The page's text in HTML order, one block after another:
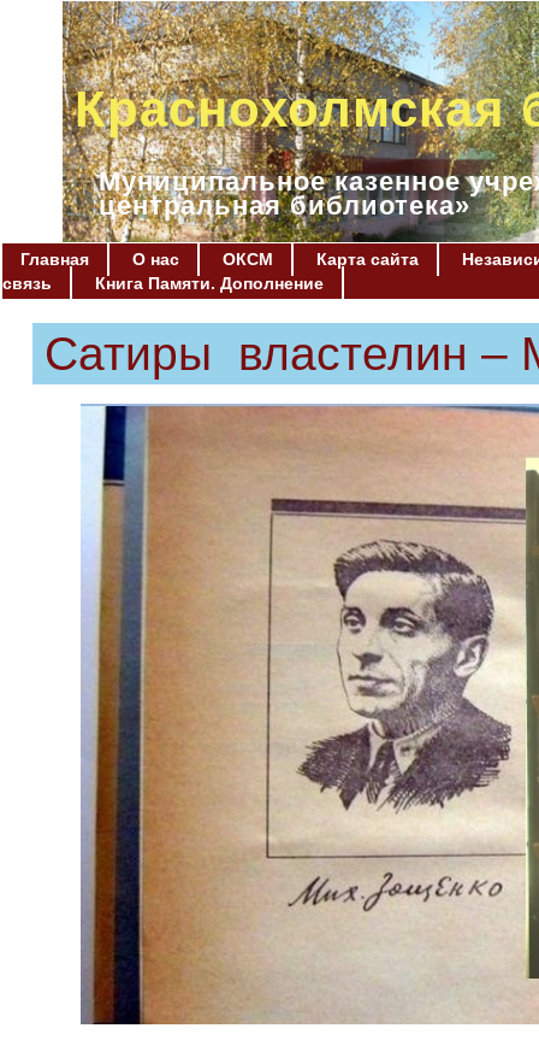
Краснохолмская
Муниципальное казенное
центральная библиотека»
Главная О нас ОКСМ Карта сайта
связь
Книга Памяти. Дополнение
Сатиры властелин